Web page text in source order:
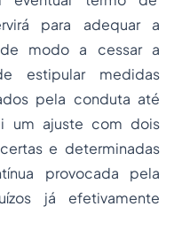
para adequar a
modo a cessar a
estipular medidas
pela conduta até
um ajuste com dois
e determinadas
provocada pela
já efetivamente